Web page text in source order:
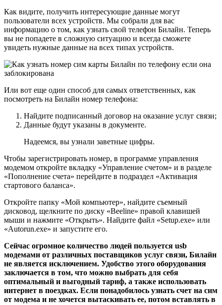
Как видите, получить интересующие данные могут
пользователи всех устройств. Мы собрали для вас
информацию о том, как узнать свой телефон Билайн. Теперь
вы не попадете в сложную ситуацию и всегда сможете
увидеть нужные данные на всех типах устройств.
Или вот еще один способ для самых ответственных, как
посмотреть на Билайн номер телефона:
Найдите подписанный договор на оказание услуг связи;
Данные будут указаны в документе.
Надеемся, вы узнали заветные цифры.
Чтобы зарегистрировать номер, в программе управления
модемом откройте вкладку «Управление счетом» и в разделе
«Пополнение счета» перейдите в подраздел «Активация
стартового баланса».
Откройте папку «Мой компьютер», найдите съемный
дисковод, щелкните по диску «Beeline» правой клавишей
мыши и нажмите «Открыть». Найдите файл «Setup.exe» или
«Autorun.exe» и запустите его.
Сейчас огромное количество людей пользуется usb
модемами от различных поставщиков услуг связи, Билайн
не является исключением. Удобство этого оборудования
заключается в том, что можно выбрать для себя
оптимальный и выгодный тариф, а также использовать
интернет в поездках. Если понадобилось узнать счет на сим
от модема и не хочется вытаскивать ее, потом вставлять в